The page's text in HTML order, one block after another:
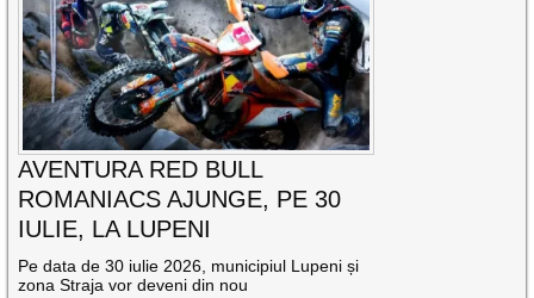
AVENTURA RED BULL
ROMANIACS AJUNGE, PE 30
IULIE, LA LUPENI
Pe data de 30 iulie 2026, municipiul Lupeni și
zona Straja vor deveni din nou